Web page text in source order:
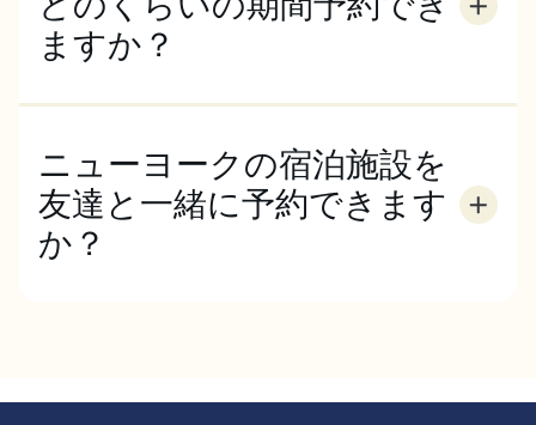
ますか？
ればなりません。通常、宿泊は土曜日から始まり、
します。
ニューヨークの宿泊施設を
友達と一緒に予約できます
か？